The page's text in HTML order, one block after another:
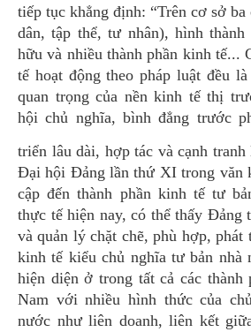
tiếp tục khẳng định: “Trên cơ sở
dân, tập thể, tư nhân), hình
hữu và nhiều thành phần kinh tế...
tế hoạt động theo pháp luật đều
quan trọng của nền kinh tế thị
hội chủ nghĩa, bình đẳng trước
triển lâu dài, hợp tác và cạnh tranh
Đại hội Đảng lần thứ XI trong văn
cập đến thành phần kinh tế tư
thực tế hiện nay, có thể thấy Đảng
và quản lý chặt chẽ, phù hợp, phát
kinh tế kiểu chủ nghĩa tư bản
hiện diện ở trong tất cả các
Nam với nhiều hình thức của
nước như liên doanh, liên kết